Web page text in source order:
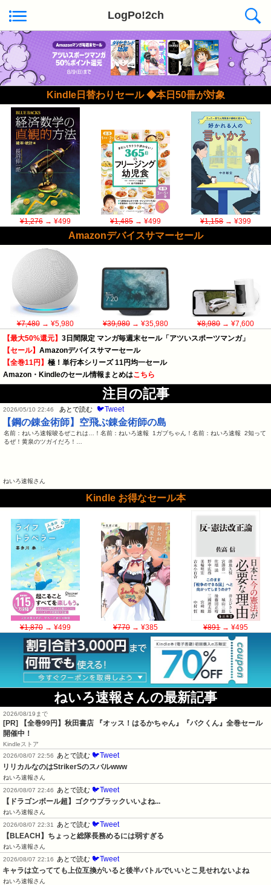
LogPo!2ch
Kindle日替わりセール ◆本日50冊が対象
¥1,276→ ¥499 ¥1,485→ ¥499 ¥1,158→ ¥399
Amazonデバイスサマーセール
¥7,480→ ¥5,980 ¥39,980→ ¥35,980 ¥8,980→ ¥7,600
【最大50%還元】 3日間限定 マンガ毎週末セール「アツいスポーツマンガ」
【セール】 Amazonデバイスサマーセール
【全巻11円】 極！単行本シリーズ 11円均一セール
Amazon・Kindleのセール情報まとめはこちら
注目の記事
2026/05/10 22:46 あとで読む 🐦Tweet
【鋼の錬金術師】空飛ぶ錬金術師の島
名前：ねいろ速報唆るぜこれは…！名前：ねいろ速報 1ガブちゃん！名前：ねいろ速報 2知って
るぜ！黄泉のツガイだろ！…
ねいろ速報さん
Kindle お得なセール本
¥1,870→ ¥499 ¥770→ ¥385 ¥891→ ¥495
ねいろ速報さんの最新記事
2026/08/19まで
[PR]
【全巻99円】秋田書店 『オッス！はるかちゃん』『バクくん』全巻セール
開催中！
Kindleストア
2026/08/07 22:56
あとで読む 🐦Tweet
リリカルなのはStrikerSのスバルwww
ねいろ速報さん
2026/08/07 22:46
あとで読む 🐦Tweet
【ドラゴンボール超】ゴクウブラックいいよね...
ねいろ速報さん
2026/08/07 22:31
あとで読む 🐦Tweet
【BLEACH】ちょっと総隊長務めるには弱すぎる
ねいろ速報さん
2026/08/07 22:16
あとで読む 🐦Tweet
キャラは立ってても上位互換がいると後半バトルでいいとこ見せれないよね
ねいろ速報さん